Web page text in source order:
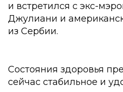
и встретился с экс-
Джулиани и
из Сербии.
Состояния здоровья
сейчас стабильное и